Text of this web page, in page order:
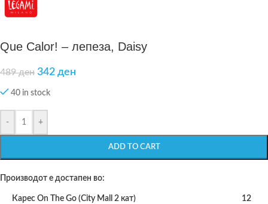
Que Calor! – лепеза, Daisy
489ден 342 ден
40 in stock
- +
ADD TO CART
Производот е достапен во:
Карес On The Go (City Mall 2 кат)
12